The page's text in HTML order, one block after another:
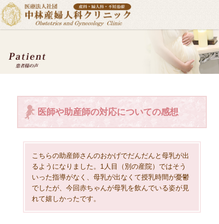
医師や助産師の対応についての感想
こちらの助産師さんのおかげでだんだんと母乳が出
るようになりました。1人目（別の産院）ではそう
いった指導がなく、母乳が出なくて授乳時間が憂鬱
でしたが、今回赤ちゃんが母乳を飲んでいる姿が見
れて嬉しかったです。